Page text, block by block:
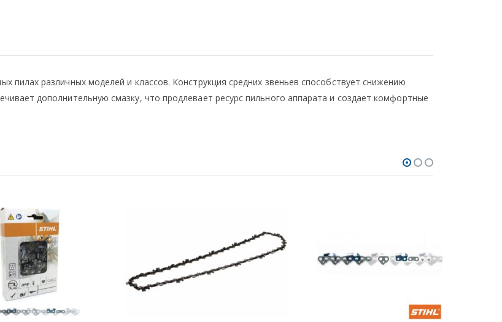
пилах различных моделей и классов. Конструкция средних звеньев способствует снижению
дополнительную смазку, что продлевает ресурс пильного аппарата и создает комфортные